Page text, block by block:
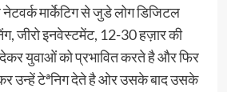
मार्केटिग से जुडे लोग डिजिटल
जीरो इनवेस्टमेंट, 12-30 हज़ार की
युवाओं को प्रभावित करते है और फिर
उन्हें टेªनिग देते है ओर उसके बाद उसके